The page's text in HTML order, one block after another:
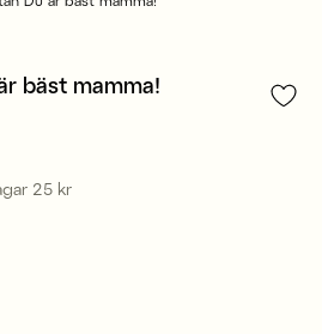
bäst mamma!
Pris:
25 kr